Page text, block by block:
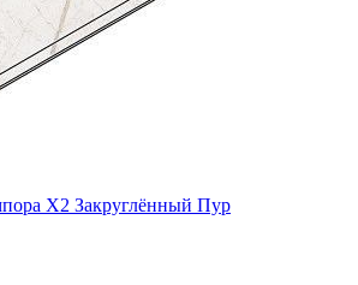
X2 Закруглённый Пур